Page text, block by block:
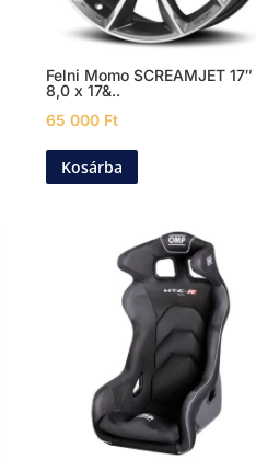
Felni Momo SCREAMJET 17″
8,0 x 17&..
65 000 Ft
Kosárba